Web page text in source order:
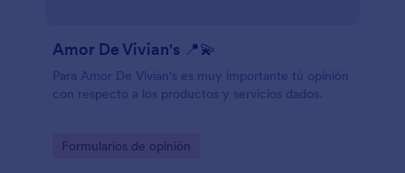
Amor De Vivian's 📍💫
Para Amor De Vivian's es muy importante tú opinión
con respecto a los productos y servicios dados.
Go to Category:
Formularios de opinión